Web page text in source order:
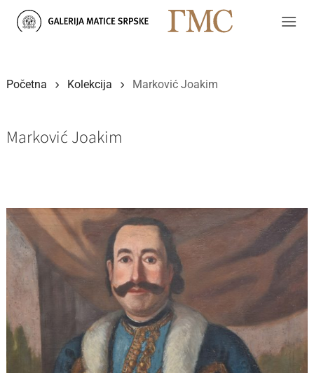
Početna Kolekcija Marković Joakim
Marković Joakim